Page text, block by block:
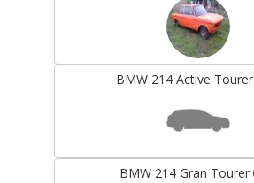
BMW 214 Active Tourer
BMW 214 Gran Tourer